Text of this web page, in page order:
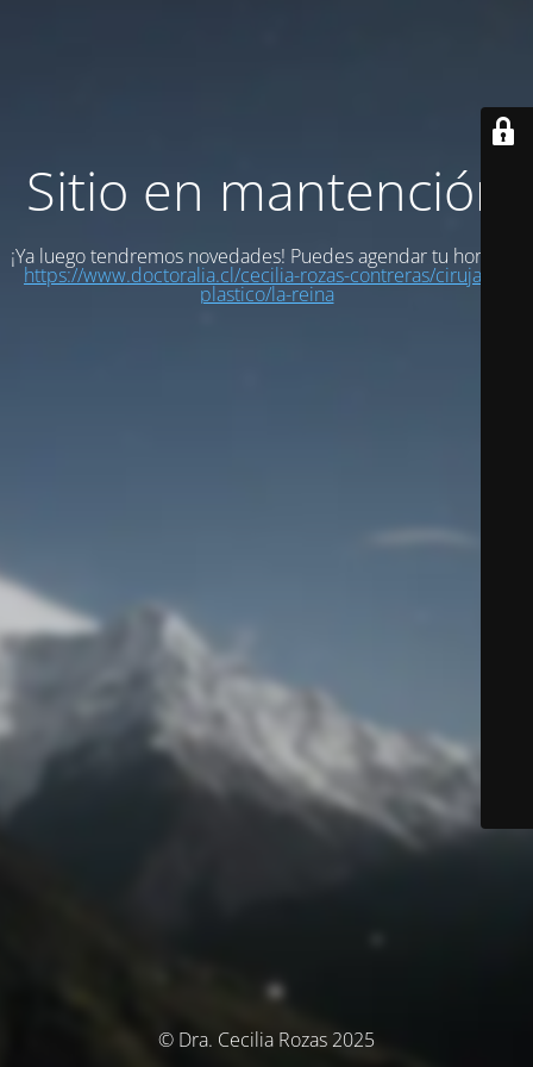
Sitio en mantención
¡Ya luego tendremos novedades! Puedes agendar tu hora en:
https://www.doctoralia.cl/cecilia-rozas-contreras/cirujano-
plastico/la-reina
© Dra. Cecilia Rozas 2025